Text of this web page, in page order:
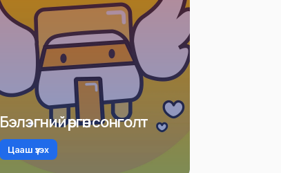
Бэлэгний өргөн сонголт
Цааш үзэх